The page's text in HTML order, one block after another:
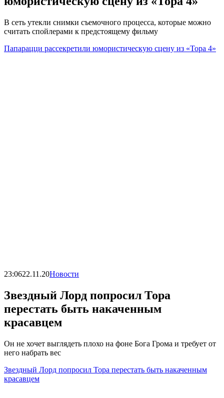
В сеть утекли снимки съемочного процесса, которые можно
считать спойлерами к предстоящему фильму
Папарацци рассекретили юмористическую сцену из «Тора 4»
23:0622.11.20Новости
Звездный Лорд попросил Тора
перестать быть накаченным
красавцем
Он не хочет выглядеть плохо на фоне Бога Грома и требует от
него набрать вес
Звездный Лорд попросил Тора перестать быть накаченным
красавцем